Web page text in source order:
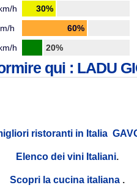
h
30%
h
60%
h 20%
qui : LADU
ristoranti in Italia
Elenco dei vini Italiani
Scopri la cucina italiana